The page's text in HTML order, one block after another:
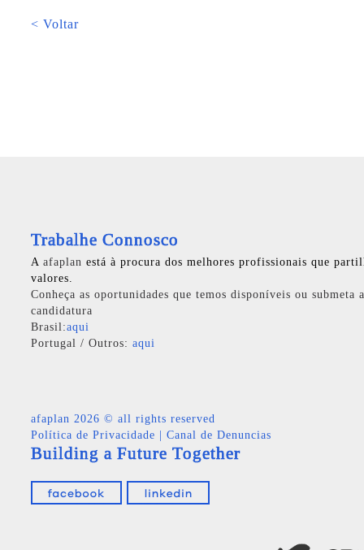
< Voltar
Trabalhe Connosco
A afaplan está à procura dos melhores profissionais que
valores.
Conheça as oportunidades que temos disponíveis ou submeta
candidatura
Brasil:aqui
Portugal / Outros: aqui
afaplan 2026 © all rights reserved
Política de Privacidade
Canal de Denuncias
Building a Future Together